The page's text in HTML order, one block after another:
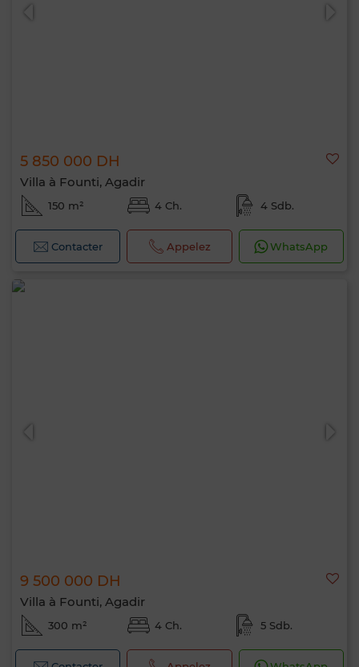
5 850 000 DH
Villa à Founti, Agadir
150 m² 4 Ch. 4 Sdb.
Contacter Appelez WhatsApp
9 500 000 DH
Villa à Founti, Agadir
300 m² 4 Ch. 5 Sdb.